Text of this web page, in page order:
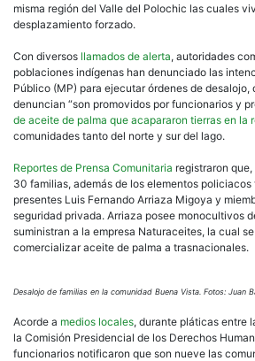
misma región del Valle del Polochic las cuales
desplazamiento forzado.
Con diversos llamados de alerta, autoridades
poblaciones indígenas han denunciado las
Público (MP) para ejecutar órdenes de desalojo,
denuncian “son promovidos por funcionarios y
de aceite de palma que acapararon tierras en la
comunidades tanto del norte y sur del lago.
Reportes de Prensa Comunitaria registraron
30 familias, además de los elementos
presentes Luis Fernando Arriaza Migoya y
seguridad privada. Arriaza posee monocultivos
suministran a la empresa Naturaceites, la cual
comercializar aceite de palma a trasnacionales.
Desalojo de familias en la comunidad Buena Vista. Fotos: Juan
Acorde a medios locales, durante pláticas entre
la Comisión Presidencial de los Derechos
funcionarios notificaron que son nueve las